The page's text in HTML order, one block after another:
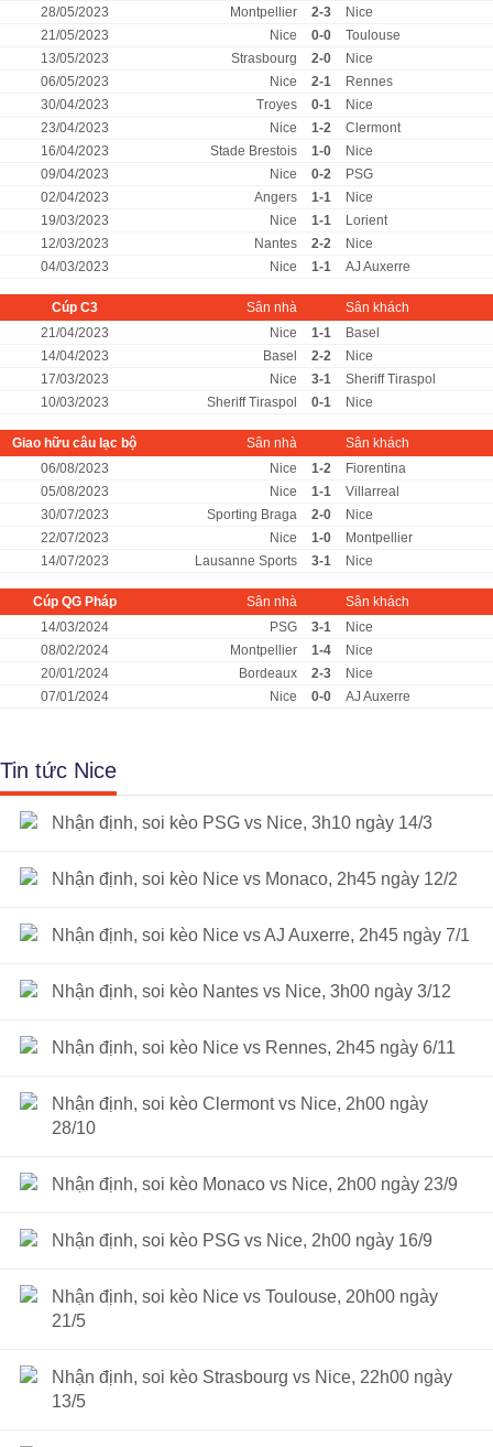
28/05/2023
Montpellier 2-3
Nice
21/05/2023
Nice 0-0
Toulouse
13/05/2023
Strasbourg 2-0
Nice
06/05/2023
Nice 2-1
Rennes
30/04/2023
Troyes 0-1
Nice
23/04/2023
Nice 1-2
Clermont
16/04/2023
Stade Brestois 1-0
Nice
09/04/2023
Nice 0-2
PSG
02/04/2023
Angers 1-1
Nice
19/03/2023
Nice 1-1
Lorient
12/03/2023
Nantes 2-2
Nice
04/03/2023
Nice 1-1 AJ Auxerre
Cúp C3 Sân nhà
Sân khách
21/04/2023
Nice 1-1
Basel
14/04/2023
Basel 2-2
Nice
17/03/2023
Nice 3-1
Sheriff Tiraspol
10/03/2023
Sheriff Tiraspol 0-1 Nice
Giao hữu câu lạc bộ Sân nhà
Sân khách
06/08/2023
Nice 1-2
Fiorentina
05/08/2023
Nice 1-1
Villarreal
30/07/2023
Sporting Braga 2-0
Nice
22/07/2023
Nice 1-0
Montpellier
14/07/2023
Lausanne Sports 3-1 Nice
Cúp QG Pháp Sân nhà
Sân khách
14/03/2024
PSG 3-1
Nice
08/02/2024
Montpellier 1-4
Nice
20/01/2024
Bordeaux 2-3
Nice
07/01/2024
Nice 0-0 AJ Auxerre
Tin tức Nice
Nhận định, soi kèo PSG vs Nice, 3h10 ngày 14/3
Nhận định, soi kèo Nice vs Monaco, 2h45 ngày 12/2
Nhận định, soi kèo Nice vs AJ Auxerre, 2h45 ngày 7/1
Nhận định, soi kèo Nantes vs Nice, 3h00 ngày 3/12
Nhận định, soi kèo Nice vs Rennes, 2h45 ngày 6/11
Nhận định, soi kèo Clermont vs Nice, 2h00 ngày
28/10
Nhận định, soi kèo Monaco vs Nice, 2h00 ngày 23/9
Nhận định, soi kèo PSG vs Nice, 2h00 ngày 16/9
Nhận định, soi kèo Nice vs Toulouse, 20h00 ngày
21/5
Nhận định, soi kèo Strasbourg vs Nice, 22h00 ngày
13/5